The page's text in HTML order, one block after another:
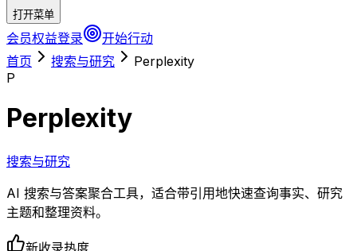
打开菜单
会员权益登录
开始行动
首页
搜索与研究
Perplexity
P
Perplexity
搜索与研究
AI 搜索与答案聚合工具，适合带引用地快速查询事实、研究
主题和整理资料。
新收录热度